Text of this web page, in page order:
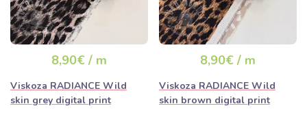
8,90€ / m
Viskoza RADIANCE Wild
skin grey digital print
8,90€ / m
Viskoza RADIANCE Wild
skin brown digital print